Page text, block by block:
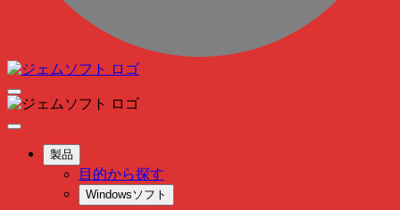
製品
目的から探す
Windowsソフト